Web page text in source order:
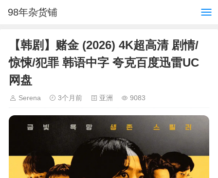
98年杂货铺
【韩剧】赌金 (2026) 4K超高清 剧情/
惊悚/犯罪 韩语中字 夸克百度迅雷UC
网盘
Serena 3个月前 亚洲 9083